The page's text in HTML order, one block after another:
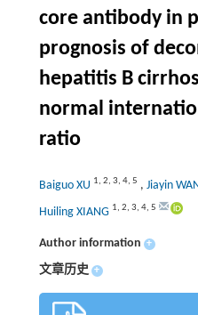
core antibody in
prognosis of
hepatitis B
normal
ratio
Baiguo XU 1, 2, 3, 4, 5 , Jiayin
Huiling XIANG 1, 2, 3, 4, 5
Author information +
文章历史 +